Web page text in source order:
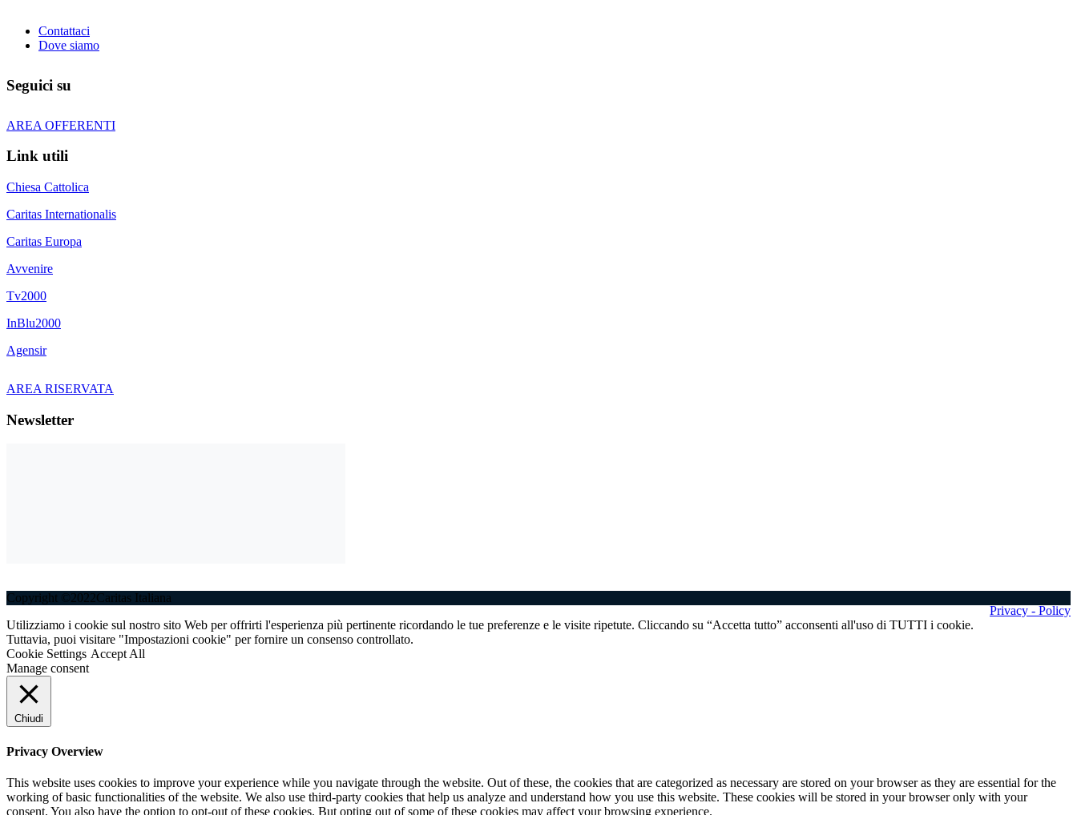
Contattaci
Dove siamo
Seguici su
AREA OFFERENTI
Link utili
Chiesa Cattolica
Caritas Internationalis
Caritas Europa
Avvenire
Tv2000
InBlu2000
Agensir
AREA RISERVATA
Newsletter
Privacy - Policy
Copyright ©2022Caritas Italiana
Utilizziamo i cookie sul nostro sito Web per offrirti l'esperienza più pertinente ricordando le tue preferenze e le visite ripetute. Cliccando su “Accetta tutto” acconsenti all'uso di TUTTI i cookie.
Tuttavia, puoi visitare "Impostazioni cookie" per fornire un consenso controllato.
Cookie Settings Accept All
Manage consent
Chiudi
Privacy Overview
This website uses cookies to improve your experience while you navigate through the website. Out of these, the cookies that are categorized as necessary are stored on your browser as they are essential for the
working of basic functionalities of the website. We also use third-party cookies that help us analyze and understand how you use this website. These cookies will be stored in your browser only with your
consent. You also have the option to opt-out of these cookies. But opting out of some of these cookies may affect your browsing experience.